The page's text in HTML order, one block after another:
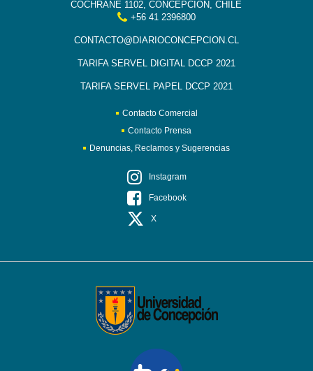
COCHRANE 1102, CONCEPCIÓN, CHILE
+56 41 2396800
CONTACTO@DIARIOCONCEPCION.CL
TARIFA SERVEL DIGITAL DCCP 2021
TARIFA SERVEL PAPEL DCCP 2021
Contacto Comercial
Contacto Prensa
Denuncias, Reclamos y Sugerencias
Instagram
Facebook
X